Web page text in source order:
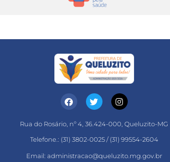
Rua do Rosário, nº 4, 36.424-000, Queluzito-MG
Telefone.: (31) 3802-0025 / (31) 99554-2604
Email: administracao@queluzito.mg.gov.br